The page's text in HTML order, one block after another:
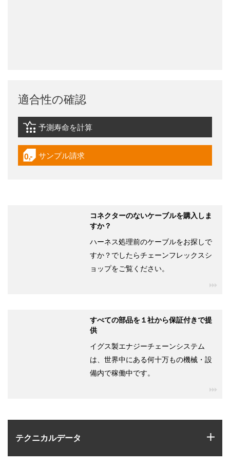
テクニカルデータ
適合性の確認
igus-icon-lebensdauerrechner
予測寿命を計算
igus-icon-gratismuster
サンプル請求
コネクターのないケーブルを購入しま
すか？
ハーネス処理前のケーブルをお探しで
すか？でしたらチェーンフレックスシ
ョップをご覧ください。
すべての部品を１社から保証付きで提
供
イグス製エナジーチェーンシステム
は、世界中にある何十万もの機械・設
備内で稼働中です。